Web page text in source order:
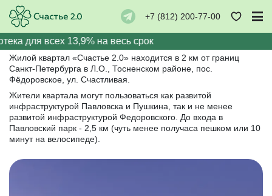
+7 (812) 200-77-00
для всех 13,9% на весь срок
Информация для агентов
Жилой квартал «Счастье 2.0» находится в 2 км от границ
Санкт-Петербурга в Л.О., Тосненском районе, пос.
Фёдоровское, ул. Счастливая.
Жители квартала могут пользоваться как развитой
инфраструктурой Павловска и Пушкина, так и не менее
развитой инфраструктурой Федоровского. До входа в
Павловский парк - 2,5 км (чуть менее получаса пешком или 10
минут на велосипеде).